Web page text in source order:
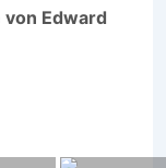
von Edward